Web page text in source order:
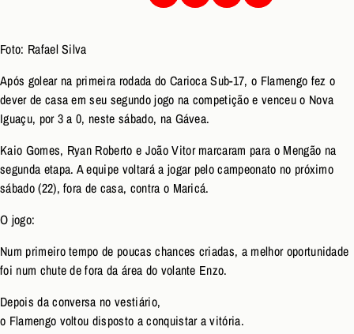
Foto: Rafael Silva
Após golear na primeira rodada do Carioca Sub-17, o Flamengo fez o
dever de casa em seu segundo jogo na competição e venceu o Nova
Iguaçu, por 3 a 0, neste sábado, na Gávea.
Kaio Gomes, Ryan Roberto e João Vitor marcaram para o Mengão na
segunda etapa. A equipe voltará a jogar pelo campeonato no próximo
sábado (22), fora de casa, contra o Maricá.
O jogo:
Num primeiro tempo de poucas chances criadas, a melhor oportunidade
foi num chute de fora da área do volante Enzo.
Depois da conversa no vestiário,
o Flamengo voltou disposto a conquistar a vitória.